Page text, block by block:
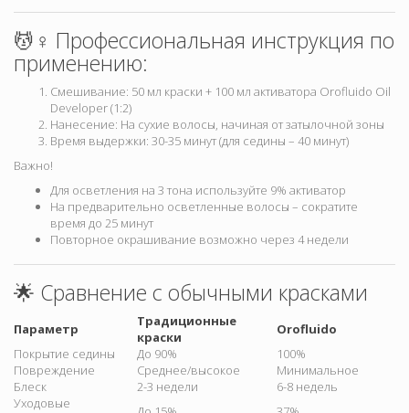
💆♀️ Профессиональная инструкция по
применению:
Смешивание: 50 мл краски + 100 мл активатора Orofluido Oil
Developer (1:2)
Нанесение: На сухие волосы, начиная от затылочной зоны
Время выдержки: 30-35 минут (для седины – 40 минут)
Важно!
Для осветления на 3 тона используйте 9% активатор
На предварительно осветленные волосы – сократите
время до 25 минут
Повторное окрашивание возможно через 4 недели
🌟 Сравнение с обычными красками
Параметр
Традиционные
краски
Orofluido
Покрытие седины
До 90%
100%
Повреждение
Среднее/высокое
Минимальное
Блеск
2-3 недели
6-8 недель
Уходовые